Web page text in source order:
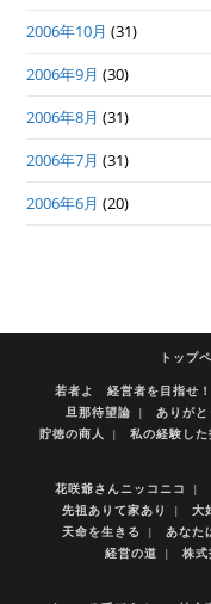
2006年10月 (31)
2006年9月 (30)
2006年8月 (31)
2006年7月 (31)
2006年6月 (20)
トップ
若者よ 経営者を目指せ！
旦那待望論
ありが
貯徳の商人
私の経験し
花咲爺さんニッコニコ
先祖ありて家あり
大
天命を生きる
あなた
経営の道
株